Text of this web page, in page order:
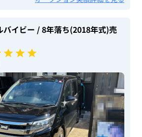
バイビー / 8年落ち(2018年式)売